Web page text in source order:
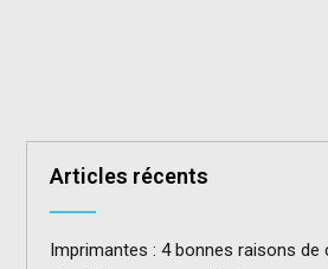
Articles récents
Imprimantes : 4 bonnes raisons de